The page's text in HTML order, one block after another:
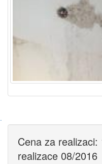
·
Cena za
realizace 08/2016